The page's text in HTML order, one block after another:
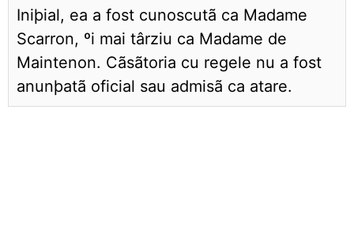
Iniþial, ea a fost cunoscutã ca Madame
Scarron, ºi mai târziu ca Madame de
Maintenon. Cãsãtoria cu regele nu a fost
anunþatã oficial sau admisã ca atare.